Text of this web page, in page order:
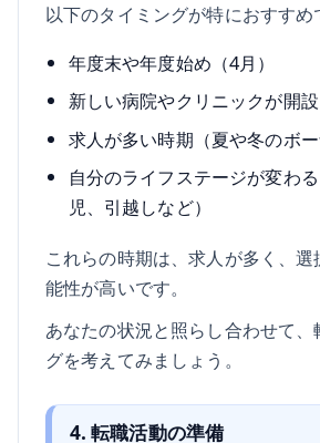
以下のタイミングが特におすすめ
年度末や年度始め（4月）
新しい病院やクリニックが開
求人が多い時期（夏や冬のボー
自分のライフステージが変わ
児、引越しなど）
これらの時期は、求人が多く、
能性が高いです。
あなたの状況と照らし合わせて
グを考えてみましょう。
4. 転職活動の準備